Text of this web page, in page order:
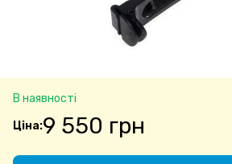
В наявності
9 550 грн